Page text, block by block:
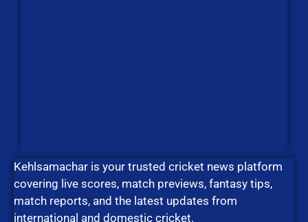
Kehlsamachar is your trusted cricket news platform
covering live scores, match previews, fantasy tips,
match reports, and the latest updates from
international and domestic cricket.